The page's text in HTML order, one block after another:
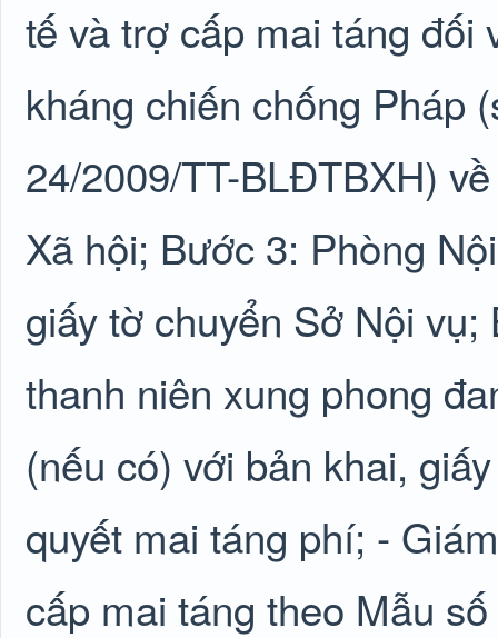
tế và trợ cấp mai táng đối
kháng chiến chống Pháp
24/2009/TT-BLĐTBXH)
Xã hội; Bước 3: Phòng
giấy tờ chuyển Sở Nội
thanh niên xung phong
(nếu có) với bản khai,
quyết mai táng phí; -
cấp mai táng theo Mẫu